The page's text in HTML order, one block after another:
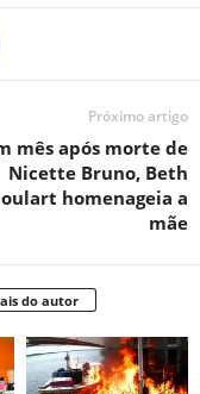
Próximo artigo
mês após morte de
Nicette Bruno, Beth
homenageia a
mãe
do autor